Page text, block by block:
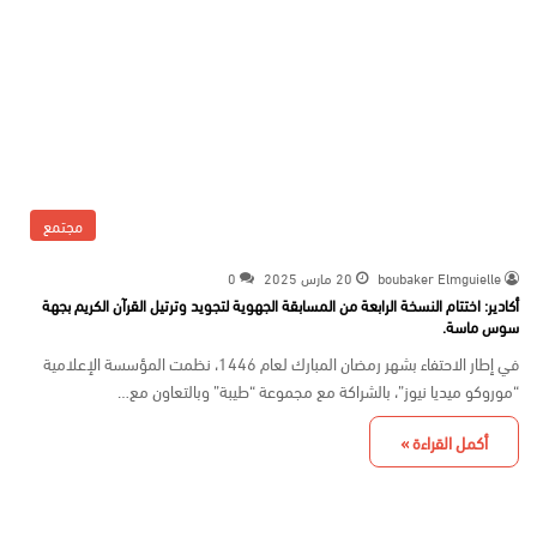
مجتمع
boubaker Elmguielle 20 مارس 2025 0
أكادير: اختتام النسخة الرابعة من المسابقة الجهوية لتجويد وترتيل القرآن الكريم بجهة
سوس ماسة.
في إطار الاحتفاء بشهر رمضان المبارك لعام 1446، نظمت المؤسسة الإعلامية
“موروكو ميديا نيوز”، بالشراكة مع مجموعة “طيبة” وبالتعاون مع…
أكمل القراءة »